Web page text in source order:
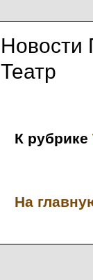
Новости
Театр
К рубрике
На